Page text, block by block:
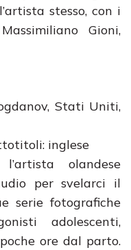
stesso, con i
Gioni,
Stati Uniti,
inglese
olandese
per svelarci il
serie fotografiche
adolescenti,
ore dal parto.